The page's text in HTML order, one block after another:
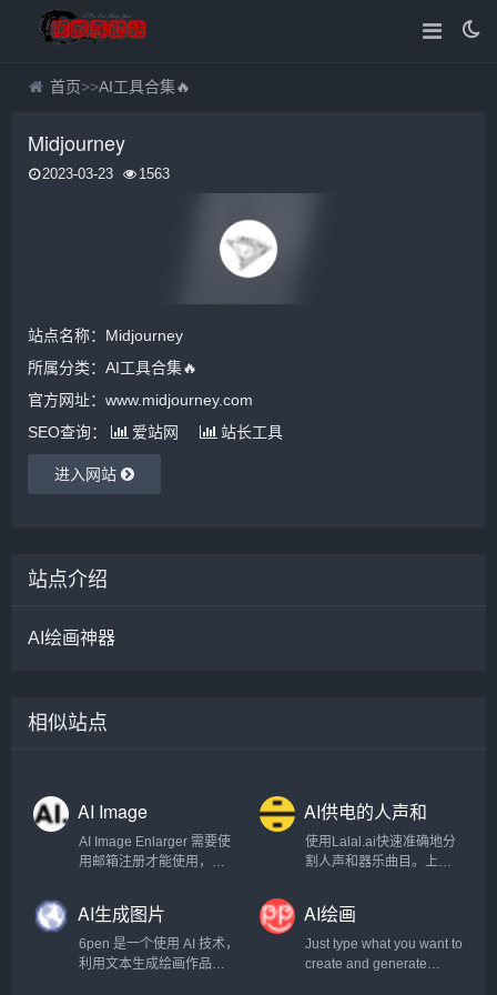
首页>>AI工具合集🔥
Midjourney
2023-03-23 1563
站点名称：Midjourney
所属分类： AI工具合集🔥
官方网址：www.midjourney.com
SEO查询：
爱站网 站长工具
进入网站
站点介绍
AI绘画神器
相似站点
AI Image
Enlarger
AI Image Enlarger 需要使
用邮箱注册才能使用，注
额度。
AI供电的人声和
器乐曲目清除器
使用Lalal.ai快速准确地分
割人声和器乐曲目。上传
内接收高质量的提取曲
目。.
AI生成图片
6pen 是一个使用 AI 技术，
利用文本生成绘画作品的
AI绘画
Just type what you want to
create and generate